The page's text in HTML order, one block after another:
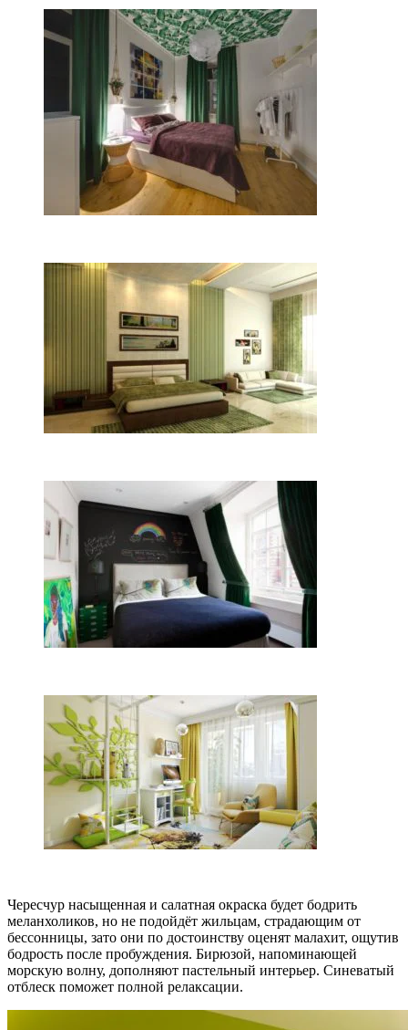
Чересчур насыщенная и салатная окраска будет бодрить
меланхоликов, но не подойдёт жильцам, страдающим от
бессонницы, зато они по достоинству оценят малахит, ощутив
бодрость после пробуждения. Бирюзой, напоминающей
морскую волну, дополняют пастельный интерьер. Синеватый
отблеск поможет полной релаксации.